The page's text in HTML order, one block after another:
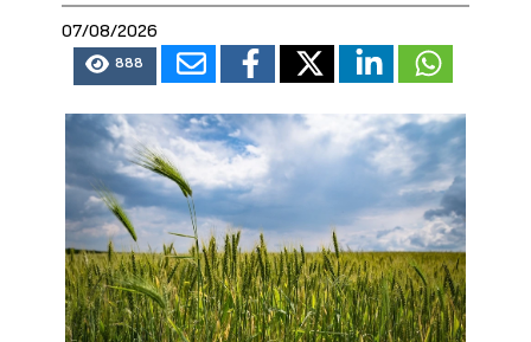
07/08/2026
888